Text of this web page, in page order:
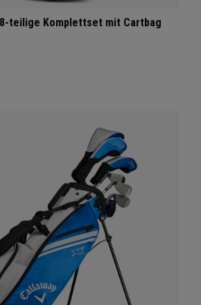
8-teilige Komplettset mit Cartbag